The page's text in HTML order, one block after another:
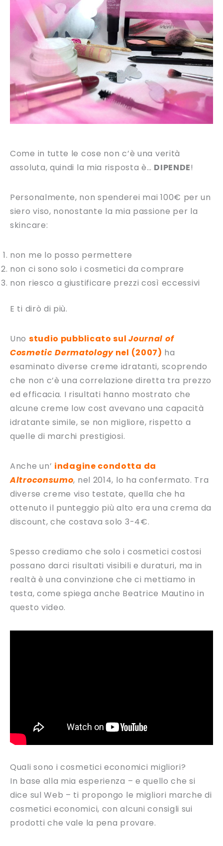
Come in tutte le cose non c’è una verità
assoluta, quindi la mia risposta è… DIPENDE!
Personalmente, non spenderei mai 100€ per un
siero viso, nonostante la mia passione per la
skincare:
non me lo posso permettere
non ci sono solo i cosmetici da comprare
non riesco a giustificare prezzi così eccessivi
E ti dirò di più.
Uno studio pubblicato sulJournal of
Cosmetic Dermatology nel (2007) ha
esaminato diverse creme idratanti, scoprendo
che non c’è una correlazione diretta tra prezzo
ed efficacia. I risultati hanno mostrato che
alcune creme low cost avevano una capacità
idratante simile, se non migliore, rispetto a
quelle di marchi prestigiosi.
Anche un’ indagine condotta da
Altroconsumo, nel 2014, lo ha confermato. Tra
diverse creme viso testate, quella che ha
ottenuto il punteggio più alto era una crema da
discount, che costava solo 3-4€.
Spesso crediamo che solo i cosmetici costosi
possano darci risultati visibili e duraturi, ma in
realtà è una convinzione che ci mettiamo in
testa, come spiega anche Beatrice Mautino in
questo video.
Quali sono i cosmetici economici migliori?
In base alla mia esperienza – e quello che si
dice sul Web – ti propongo le migliori marche di
cosmetici economici, con alcuni consigli sui
prodotti che vale la pena provare.